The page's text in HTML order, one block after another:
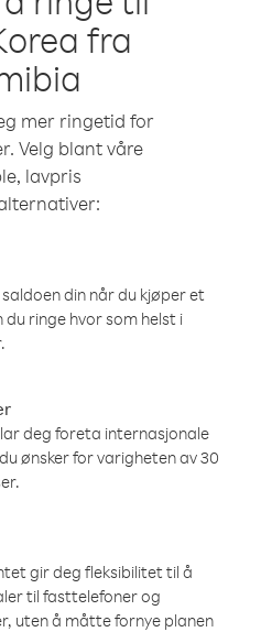
fra
mer ringetid for
Velg blant våre
lavpris
din når du kjøper et
ringe hvor som helst i
deg foreta internasjonale
ønsker for varigheten av 30
gir deg fleksibilitet til å
til fasttelefoner og
uten å måtte fornye planen